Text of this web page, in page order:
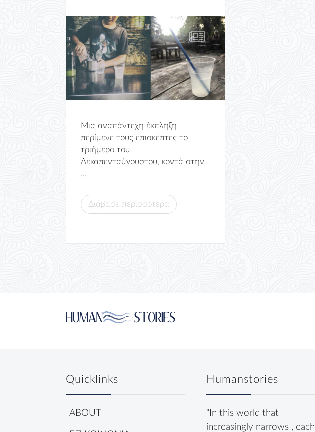
Μια αναπάντεχη έκπληξη
περίμενε τους επισκέπτες το
τριήμερο του
Δεκαπενταύγουστου, κοντά στην
...
Διάβασε περισσότερα
Quicklinks
ABOUT
Humanstories
"In this world that
increasingly narrows , each